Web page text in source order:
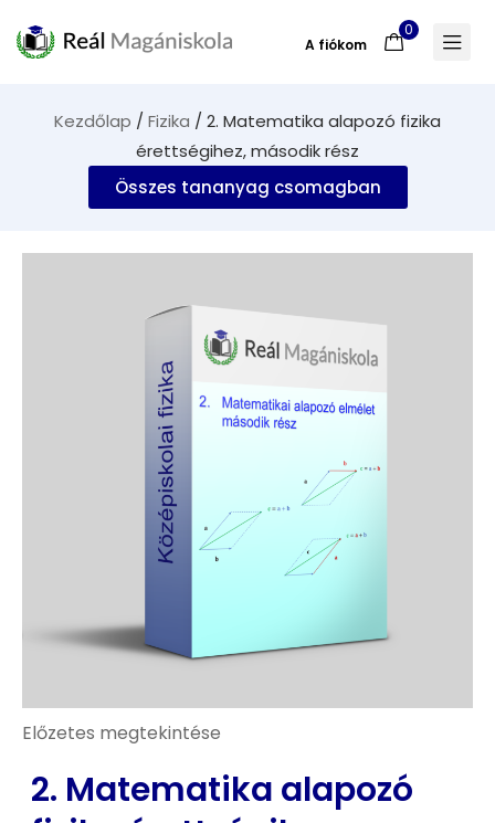
A fiókom
0
Kezdőlap / Fizika / 2. Matematika alapozó fizika
érettségihez, második rész
Összes tananyag csomagban
Előzetes megtekintése
2. Matematika alapozó